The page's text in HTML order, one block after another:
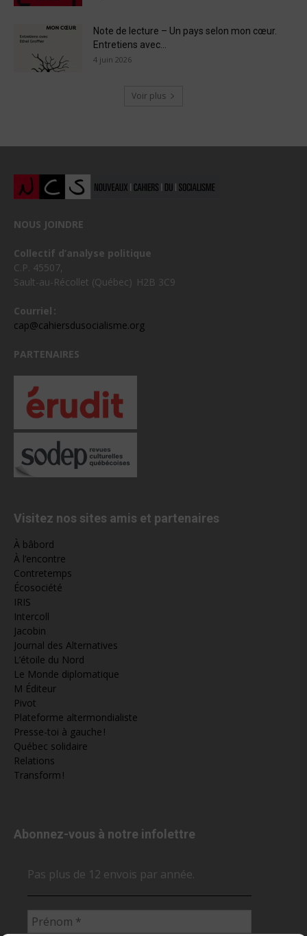
Note de lecture – Un pays selon mon cœur.
Entretiens avec...
4 juin 2026
Voir plus
NOUS JOINDRE
Collectif d’analyse politique
C.P. 45507,
Sault-au-Récollet (Québec) H2B 3C9
Courriel :
cap@cahiersdusocialisme.org
PARTENAIRES
Visitez nos sites amis et partenaires
À bâbord
À l’encontre
Contretemps
Écosociété
IRIS
Intercoll
Jacobin
Journal des Alternatives
L’étoile du Nord
Le Monde diplomatique
M Éditeur
Pivot
Plateforme altermondialiste
Presse-toi à gauche !
Québec solidaire
Relations
Transform !
Abonnez-vous à notre infolettre
Pas plus de 12 envois par année.